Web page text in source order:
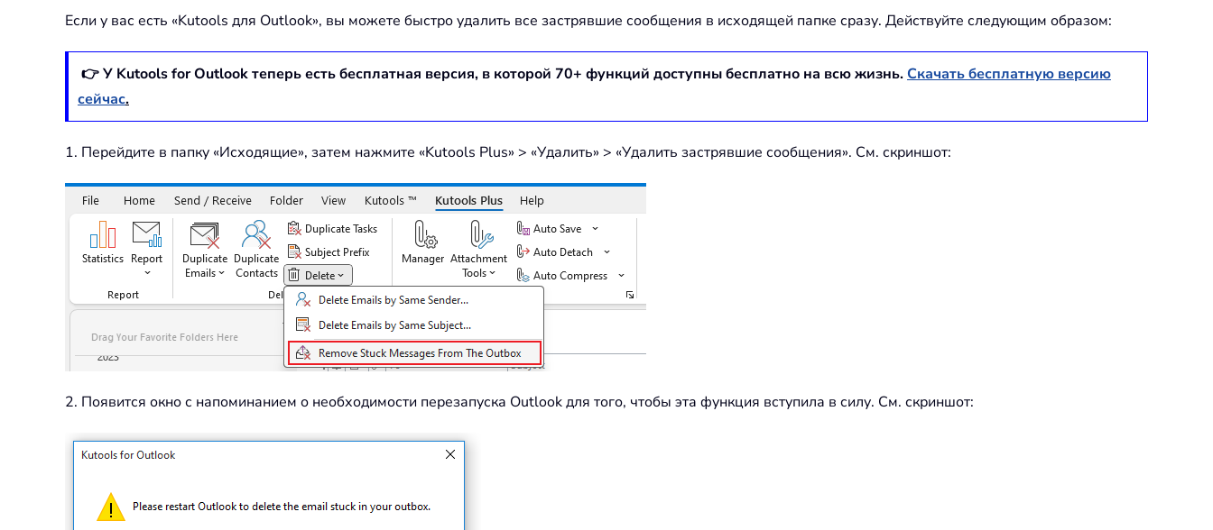
Если у вас есть «Kutools для Outlook», вы можете быстро удалить все застрявшие сообщения в исходящей папке сразу. Действуйте следующим образом:
👉 У Kutools for Outlook теперь есть бесплатная версия, в которой 70+ функций доступны бесплатно на всю жизнь.Скачать бесплатную версию
сейчас.
1. Перейдите в папку «Исходящие», затем нажмите «Kutools Plus» > «Удалить» > «Удалить застрявшие сообщения». См. скриншот:
2. Появится окно с напоминанием о необходимости перезапуска Outlook для того, чтобы эта функция вступила в силу. См. скриншот: